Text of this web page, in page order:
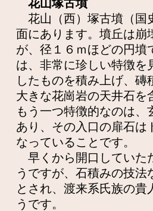
花山塚古墳
花山（西）塚古墳（国
面にあります。墳丘は崩
が、径１６ｍほどの円墳
は、非常に珍しい特徴を
したものを積み上げ、
大きな花崗岩の天井石を
もう一つ特徴的なのは
あり、その入口の扉石は
なっていることです。
早くから開口していた
うですが、石積みの技
とされ、渡来系氏族の
うです。